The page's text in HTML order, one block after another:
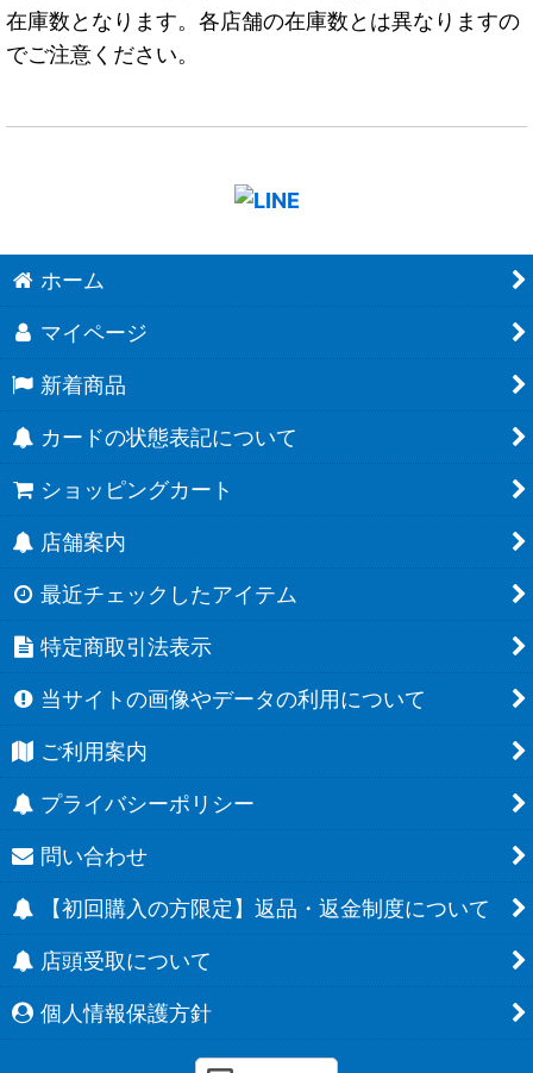
在庫数となります。各店舗の在庫数とは異なりますの
でご注意ください。
ホーム
マイページ
新着商品
カードの状態表記について
ショッピングカート
店舗案内
最近チェックしたアイテム
特定商取引法表示
当サイトの画像やデータの利用について
ご利用案内
プライバシーポリシー
問い合わせ
【初回購入の方限定】返品・返金制度について
店頭受取について
個人情報保護方針